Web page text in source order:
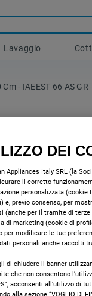
Lavaggio
- IAEEST 66 AS GR
DEI
Appliances Italy SRL (la
il corretto
personalizzata
e, previo consenso, per
(anche per il tramite di
di marketing (cookie di
per modificare le tue
personali anche raccolti
di chiudere il banner
che non consentono
acconsenti all'utilizzo di
alla sezione “VOGLIO